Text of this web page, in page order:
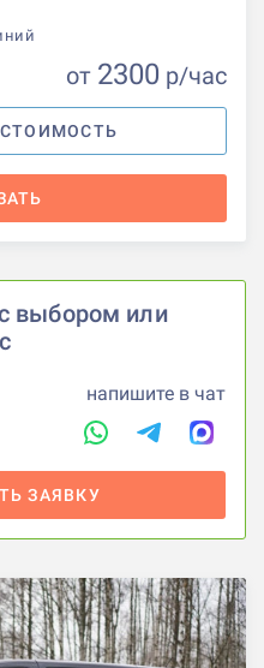
от 2300 р/час
выбором или
напишите в чат
ЗАЯВКУ